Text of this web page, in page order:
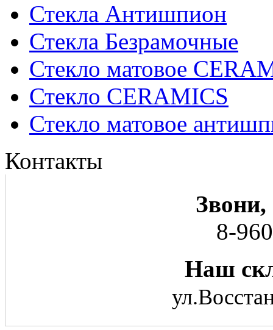
Стекла Антишпион
Стекла Безрамочные
Стекло матовое
Стекло CERAMICS
Стекло матовое
Контакты
8-
Наш